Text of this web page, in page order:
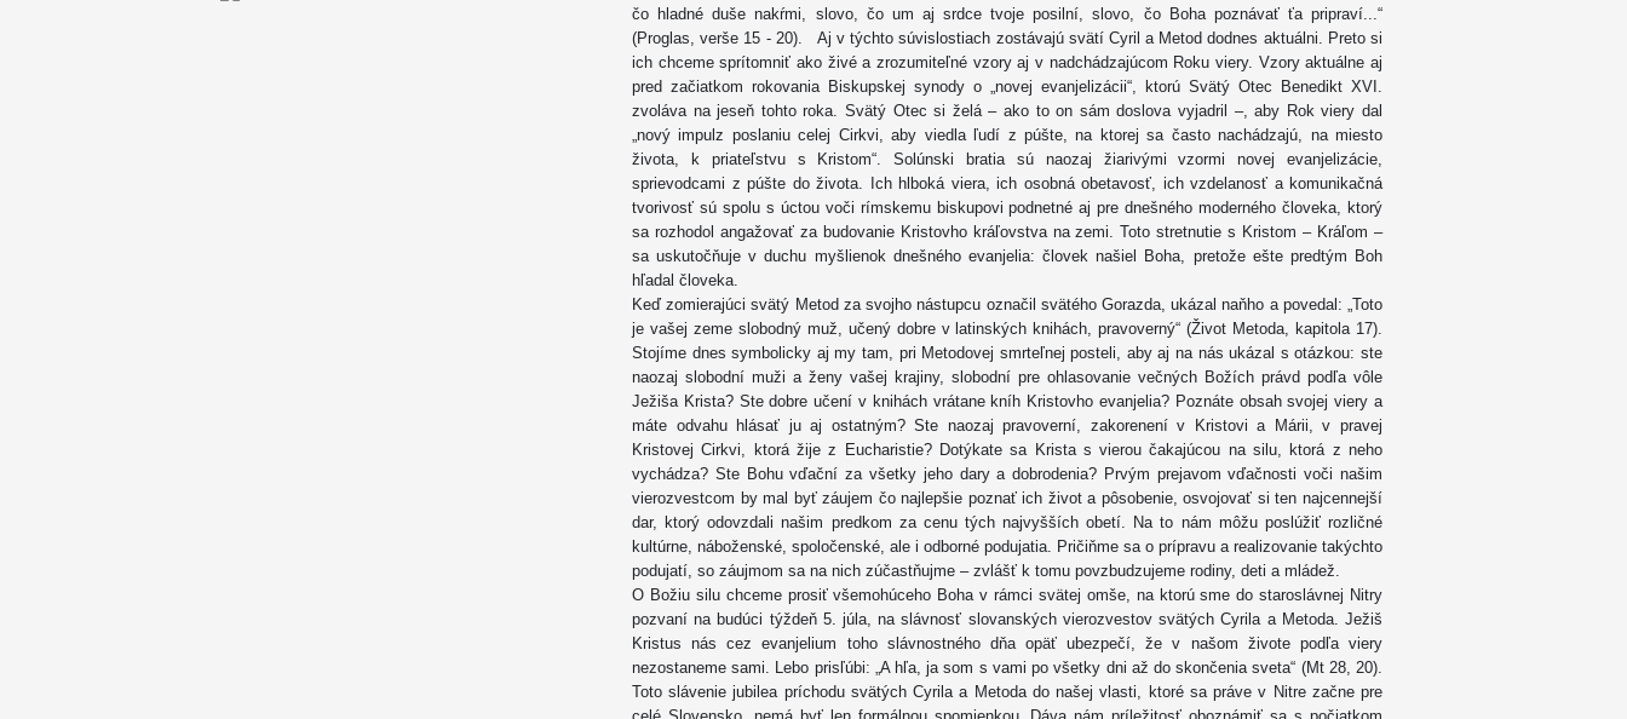
čo hladné duše nakŕmi, slovo, čo um aj srdce tvoje posilní, slovo, čo Boha poznávať ťa pripraví...“
(Proglas, verše 15 - 20). Aj v týchto súvislostiach zostávajú svätí Cyril a Metod dodnes aktuálni. Preto si
ich chceme sprítomniť ako živé a zrozumiteľné vzory aj v nadchádzajúcom Roku viery. Vzory aktuálne aj
pred začiatkom rokovania Biskupskej synody o „novej evanjelizácii“, ktorú Svätý Otec Benedikt XVI.
zvoláva na jeseň tohto roka. Svätý Otec si želá – ako to on sám doslova vyjadril –, aby Rok viery dal
„nový impulz poslaniu celej Cirkvi, aby viedla ľudí z púšte, na ktorej sa často nachádzajú, na miesto
života, k priateľstvu s Kristom“. Solúnski bratia sú naozaj žiarivými vzormi novej evanjelizácie,
sprievodcami z púšte do života. Ich hlboká viera, ich osobná obetavosť, ich vzdelanosť a komunikačná
tvorivosť sú spolu s úctou voči rímskemu biskupovi podnetné aj pre dnešného moderného človeka, ktorý
sa rozhodol angažovať za budovanie Kristovho kráľovstva na zemi. Toto stretnutie s Kristom – Kráľom –
sa uskutočňuje v duchu myšlienok dnešného evanjelia: človek našiel Boha, pretože ešte predtým Boh
hľadal človeka.
Keď zomierajúci svätý Metod za svojho nástupcu označil svätého Gorazda, ukázal naňho a povedal: „Toto
je vašej zeme slobodný muž, učený dobre v latinských knihách, pravoverný“ (Život Metoda, kapitola 17).
Stojíme dnes symbolicky aj my tam, pri Metodovej smrteľnej posteli, aby aj na nás ukázal s otázkou: ste
naozaj slobodní muži a ženy vašej krajiny, slobodní pre ohlasovanie večných Božích právd podľa vôle
Ježiša Krista? Ste dobre učení v knihách vrátane kníh Kristovho evanjelia? Poznáte obsah svojej viery a
máte odvahu hlásať ju aj ostatným? Ste naozaj pravoverní, zakorenení v Kristovi a Márii, v pravej
Kristovej Cirkvi, ktorá žije z Eucharistie? Dotýkate sa Krista s vierou čakajúcou na silu, ktorá z neho
vychádza? Ste Bohu vďační za všetky jeho dary a dobrodenia? Prvým prejavom vďačnosti voči našim
vierozvestcom by mal byť záujem čo najlepšie poznať ich život a pôsobenie, osvojovať si ten najcennejší
dar, ktorý odovzdali našim predkom za cenu tých najvyšších obetí. Na to nám môžu poslúžiť rozličné
kultúrne, náboženské, spoločenské, ale i odborné podujatia. Pričiňme sa o prípravu a realizovanie takýchto
podujatí, so záujmom sa na nich zúčastňujme – zvlášť k tomu povzbudzujeme rodiny, deti a mládež.
O Božiu silu chceme prosiť všemohúceho Boha v rámci svätej omše, na ktorú sme do staroslávnej Nitry
pozvaní na budúci týždeň 5. júla, na slávnosť slovanských vierozvestov svätých Cyrila a Metoda. Ježiš
Kristus nás cez evanjelium toho slávnostného dňa opäť ubezpečí, že v našom živote podľa viery
nezostaneme sami. Lebo prisľúbi: „A hľa, ja som s vami po všetky dni až do skončenia sveta“ (Mt 28, 20).
Toto slávenie jubilea príchodu svätých Cyrila a Metoda do našej vlasti, ktoré sa práve v Nitre začne pre